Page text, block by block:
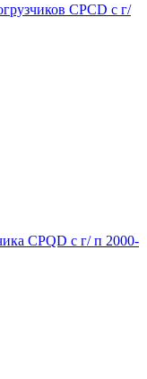
CPCD с г/
CPQD с г/ п 2000-